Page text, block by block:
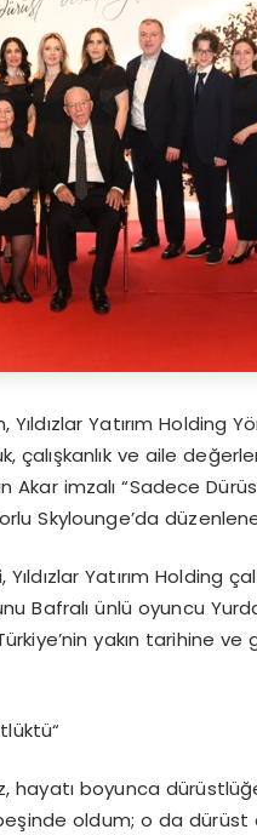
Yatırım Holding Yö
, çalışkanlık ve aile
imzalı “Sadece
Skylounge’da
Yatırım Holding
Bafralı ünlü oyuncu
yakın tarihine ve
“
hayatı boyunca
oldum; o da dürüst